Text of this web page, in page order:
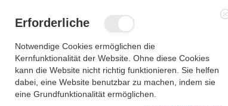
Inhalt
Suche
MEDIZINISCHE BILDGEBUNG OP
Erforderliche
Notwendige Cookies ermöglichen die
Kernfunktionalität der Website. Ohne diese Cookies
kann die Website nicht richtig funktionieren. Sie helfen
dabei, eine Website benutzbar zu machen, indem sie
eine Grundfunktionalität ermöglichen.